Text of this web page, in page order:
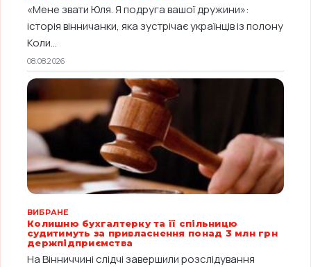
«Мене звати Юля. Я подруга вашої дружини»:
історія вінничанки, яка зустрічає українців із полону
Коли...
08.08.2026
ВИБРАНЕ
Колишню бухгалтерку та її спільницю
судитимуть за привласнення понад 3 млн грн
держпідприємства
На Вінниччині слідчі завершили розслідування